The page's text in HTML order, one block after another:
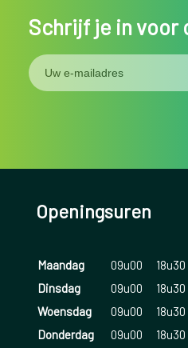
Schrijf je in voor
Openingsuren
Maandag 09u00
18u30
Dinsdag
09u00
18u30
Woensdag
09u00
18u30
Donderdag
09u00
18u30